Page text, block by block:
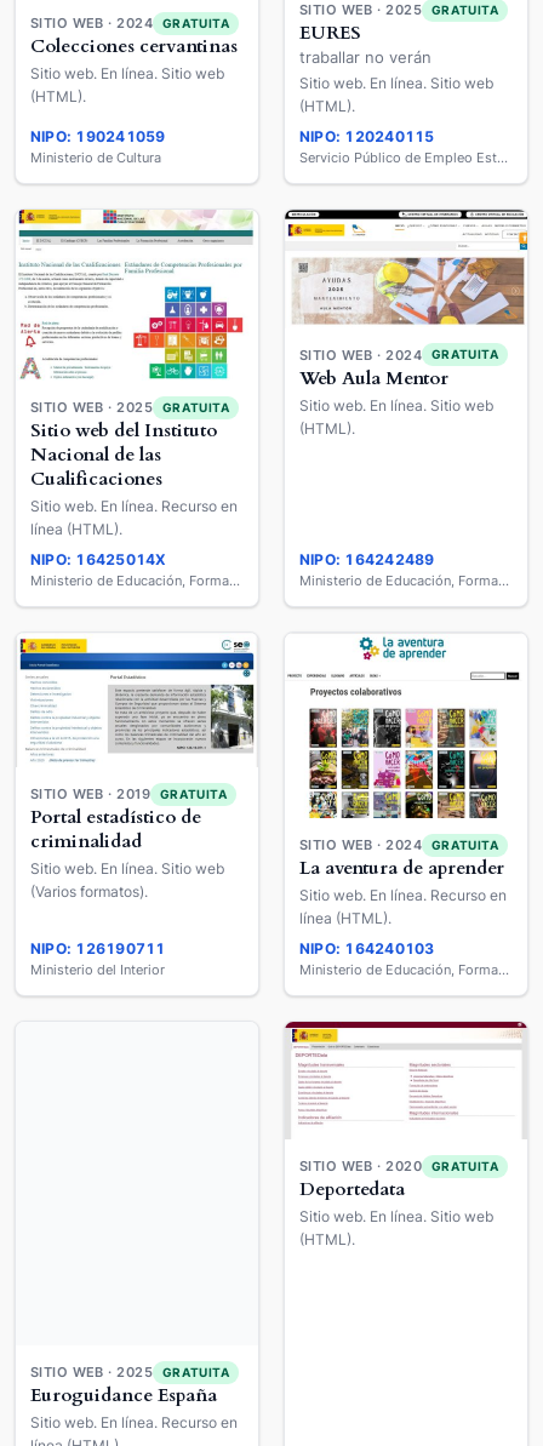
SITIO WEB · 2024 GRATUITA
Colecciones cervantinas
Sitio web. En línea. Sitio web
(HTML).
NIPO: 190241059
Ministerio de Cultura
SITIO WEB · 2025 GRATUITA
EURES
traballar no verán
Sitio web. En línea. Sitio web
(HTML).
NIPO: 120240115
Servicio Público de Empleo Estatal
SITIO WEB · 2025 GRATUITA
Sitio web del Instituto
Nacional de las
Cualificaciones
Sitio web. En línea. Recurso en
línea (HTML).
NIPO: 16425014X
Ministerio de Educación, Formación Profesional y Deportes
SITIO WEB · 2024 GRATUITA
Web Aula Mentor
Sitio web. En línea. Sitio web
(HTML).
NIPO: 164242489
Ministerio de Educación, Formación Profesional y Deportes
SITIO WEB · 2019 GRATUITA
Portal estadístico de
criminalidad
Sitio web. En línea. Sitio web
(Varios formatos).
NIPO: 126190711
Ministerio del Interior
SITIO WEB · 2024 GRATUITA
La aventura de aprender
Sitio web. En línea. Recurso en
línea (HTML).
NIPO: 164240103
Ministerio de Educación, Formación Profesional y Deportes
SITIO WEB · 2025 GRATUITA
Euroguidance España
Sitio web. En línea. Recurso en
SITIO WEB · 2020 GRATUITA
Deportedata
Sitio web. En línea. Sitio web
(HTML).